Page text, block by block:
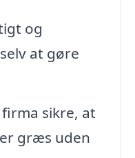
og
at gøre
sikre, at
græs uden